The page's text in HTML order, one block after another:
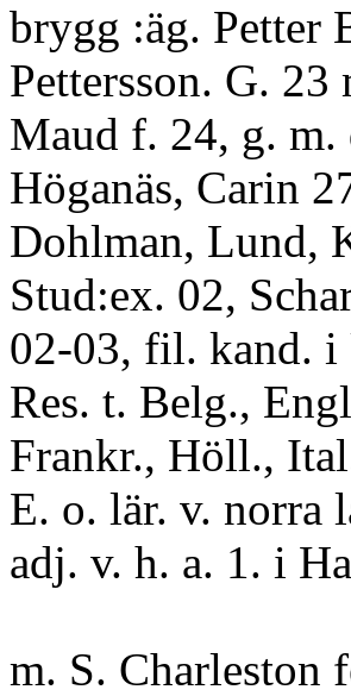
brygg :äg. Petter
Pettersson. G.
Maud f. 24, g.
Höganäs, Carin
Dohlman, Lund,
Stud:ex. 02,
02-03, fil. kand.
Res. t. Belg.,
Frankr., Höll.,
E. o. lär. v. norra
adj. v. h. a. 1. i
m. S. Charleston